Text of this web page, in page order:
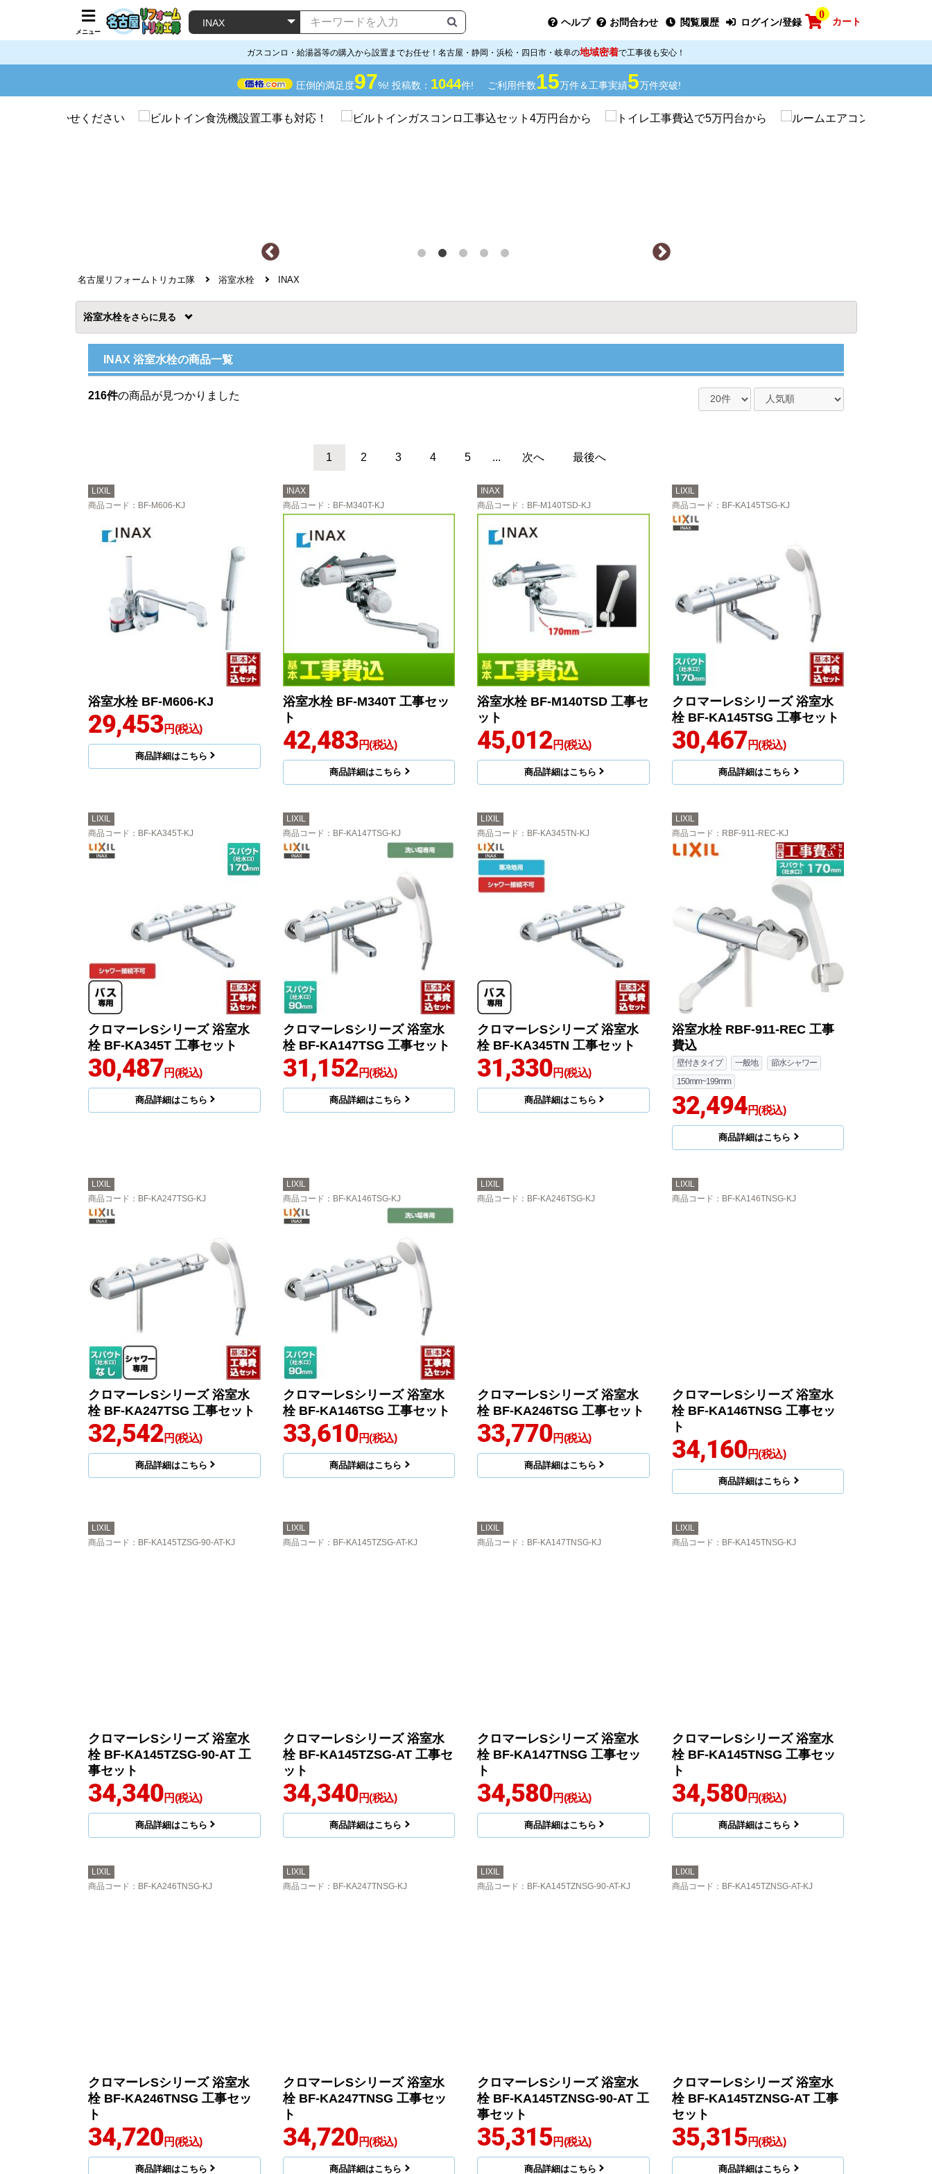
メニュー
ヘルプ お問合わせ 閲覧履歴 ログイン/登録
0
カート
ガスコンロ・給湯器等の購入から設置までお任せ！名古屋・静岡・浜松・四日市・岐阜の地域密着で工事後も安心！
圧倒的満足度97%! 投稿数： 1044件! ご利用件数15万件＆工事実績5万件突破!
名古屋リフォームトリカエ隊 浴室水栓 INAX
浴室水栓を
INAX 浴室水栓の商品一覧
216件の商品が見つかりました
1 2 3 4 5 ... 次へ 最後へ
LIXIL
商品コード ：BF-M606-KJ
浴室水栓 BF-M606-KJ
29,453円(税込)
商品詳細はこちら
INAX
商品コード ：BF-M340T-KJ
浴室水栓 BF-M340T 工事セッ
ト
42,483円(税込)
商品詳細はこちら
INAX
商品コード ：BF-M140TSD-KJ
浴室水栓 BF-M140TSD 工事セ
ット
45,012円(税込)
商品詳細はこちら
LIXIL
商品コード ：BF-KA145TSG-KJ
クロマーレSシリーズ 浴室水
栓 BF-KA145TSG 工事セット
30,467 円(税込)
商品詳細はこちら
LIXIL
商品コード ：BF-KA345T-KJ
クロマーレSシリーズ 浴室水
栓 BF-KA345T 工事セット
30,487円(税込)
商品詳細はこちら
LIXIL
商品コード ：BF-KA147TSG-KJ
クロマーレSシリーズ 浴室水
栓 BF-KA147TSG 工事セット
31,152円(税込)
商品詳細はこちら
LIXIL
商品コード ：BF-KA345TN-KJ
クロマーレSシリーズ 浴室水
栓 BF-KA345TN 工事セット
31,330円(税込)
商品詳細はこちら
LIXIL
商品コード ：RBF-911-REC-KJ
浴室水栓 RBF-911-REC 工事
費込
壁付きタイプ 一般地
節水シャワー
150mm~199mm
32,494円(税込)
商品詳細はこちら
LIXIL
商品コード ：BF-KA247TSG-KJ
クロマーレSシリーズ 浴室水
栓 BF-KA247TSG 工事セット
32,542円(税込)
商品詳細はこちら
LIXIL
商品コード ：BF-KA146TSG-KJ
クロマーレSシリーズ 浴室水
栓 BF-KA146TSG 工事セット
33,610円(税込)
商品詳細はこちら
LIXIL
商品コード ：BF-KA246TSG-KJ
クロマーレSシリーズ 浴室水
栓 BF-KA246TSG 工事セット
33,770円(税込)
商品詳細はこちら
LIXIL
商品コード ：BF-KA146TNSG-KJ
クロマーレSシリーズ 浴室水
栓 BF-KA146TNSG 工事セッ
ト
34,160円(税込)
商品詳細はこちら
LIXIL
商品コード ：BF-KA145TZSG-90-AT-KJ
クロマーレSシリーズ 浴室水
栓 BF-KA145TZSG-90-AT 工
事セット
34,340円(税込)
商品詳細はこちら
LIXIL
商品コード ：BF-KA145TZSG-AT-KJ
クロマーレSシリーズ 浴室水
栓 BF-KA145TZSG-AT 工事セ
ット
34,340円(税込)
商品詳細はこちら
LIXIL
商品コード ：BF-KA147TNSG-KJ
クロマーレSシリーズ 浴室水
栓 BF-KA147TNSG 工事セッ
ト
34,580円(税込)
商品詳細はこちら
LIXIL
商品コード ：BF-KA145TNSG-KJ
クロマーレSシリーズ 浴室水
栓 BF-KA145TNSG 工事セッ
ト
34,580円(税込)
商品詳細はこちら
LIXIL
商品コード ：BF-KA246TNSG-KJ
クロマーレSシリーズ 浴室水
栓 BF-KA246TNSG 工事セッ
ト
34,720円(税込)
商品詳細はこちら
LIXIL
商品コード ：BF-KA247TNSG-KJ
クロマーレSシリーズ 浴室水
栓 BF-KA247TNSG 工事セッ
ト
34,720円(税込)
商品詳細はこちら
LIXIL
商品コード ：BF-KA145TZNSG-90-AT-KJ
クロマーレSシリーズ 浴室水
栓 BF-KA145TZNSG-90-AT 工
事セット
35,315円(税込)
商品詳細はこちら
LIXIL
商品コード ：BF-KA145TZNSG-AT-KJ
クロマーレSシリーズ 浴室水
栓 BF-KA145TZNSG-AT 工事
セット
35,315円(税込)
商品詳細はこちら